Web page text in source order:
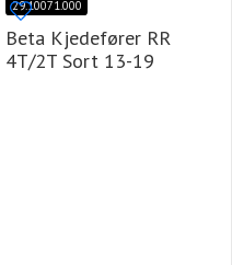
29.10071.000
Beta Kjedefører RR
4T/2T Sort 13-19